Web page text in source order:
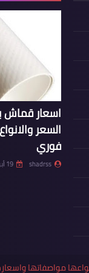
اسعار
السعر
فوري
shadrss 19 أبريل 2026
مواصفاتها